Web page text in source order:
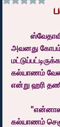
அவனது
கல்யாணம்
என்று ஹரி
கல்யாணம்